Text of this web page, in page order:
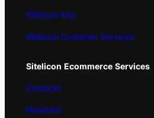
Sitelicon Kira
Sitelicon Customer Services
Sitelicon Ecommerce Services
Contacto
Nosotros